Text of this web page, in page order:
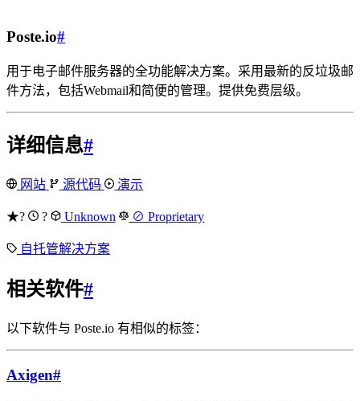
Poste.io#
用于电子邮件服务器的全功能解决方案。采用最新的反垃圾邮
件方法，包括Webmail和简便的管理。提供免费层级。
详细信息#
网站 源代码 演示
★? ? Unknown ⊘ Proprietary
自托管解决方案
相关软件#
以下软件与 Poste.io 有相似的标签：
Axigen#